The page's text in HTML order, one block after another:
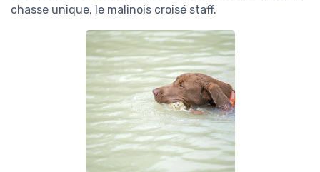
chasse unique, le malinois croisé staff.